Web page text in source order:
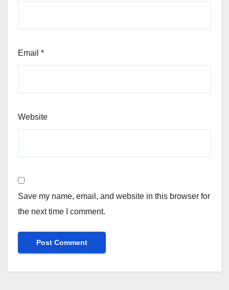
Email *
Website
Save my name, email, and website in this browser for
the next time I comment.